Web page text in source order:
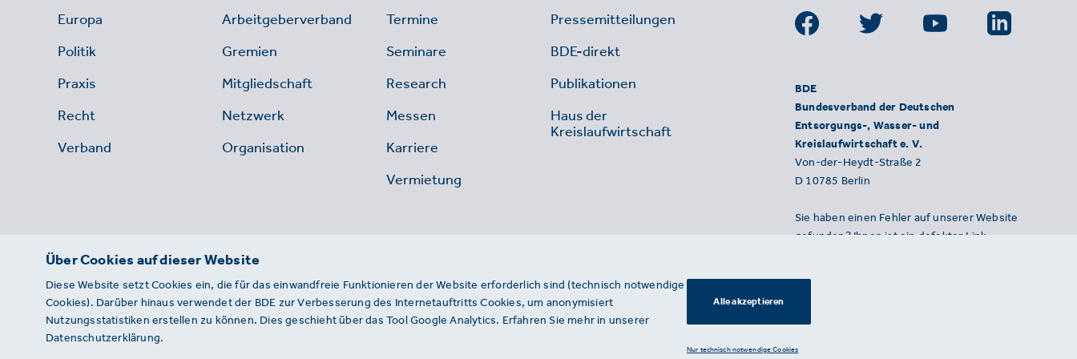
Europa
Politik
Praxis
Recht
Verband
Arbeitgeberverband
Gremien
Mitgliedschaft
Netzwerk
Organisation
Termine
Seminare
Research
Messen
Karriere
Vermietung
Pressemitteilungen
BDE-direkt
Publikationen
Haus der
Kreislaufwirtschaft
BDE
Bundesverband der Deutschen
Entsorgungs-, Wasser- und
Kreislaufwirtschaft e. V.
Von-der-Heydt-Straße 2
D 10785 Berlin
Sie haben einen Fehler auf unserer Website
gefunden? Ihnen ist ein defekter Link
Über Cookies auf dieser Website
Diese Website setzt Cookies ein, die für das einwandfreie Funktionieren der Website erforderlich sind (technisch notwendige
Cookies). Darüber hinaus verwendet der BDE zur Verbesserung des Internetauftritts Cookies, um anonymisiert
Nutzungsstatistiken erstellen zu können. Dies geschieht über das Tool Google Analytics. Erfahren Sie mehr in unserer
Datenschutzerklärung.
Alle akzeptieren
Nur technisch notwendige Cookies